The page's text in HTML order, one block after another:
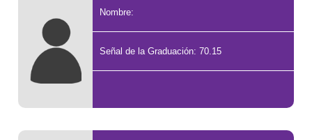
Nombre:
Señal de la Graduación: 70.15